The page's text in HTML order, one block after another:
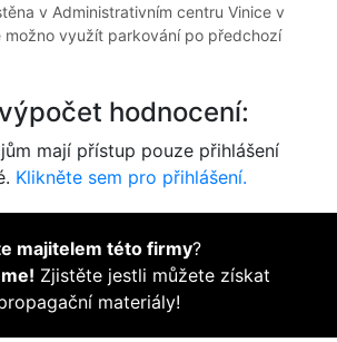
v Administrativním centru Vinice v
možno využít parkování po předchozí
hodnocení:
mají přístup pouze přihlášení
Klikněte sem pro přihlášení.
majitelem této firmy?
Zjistěte jestli můžete získat
materiály!